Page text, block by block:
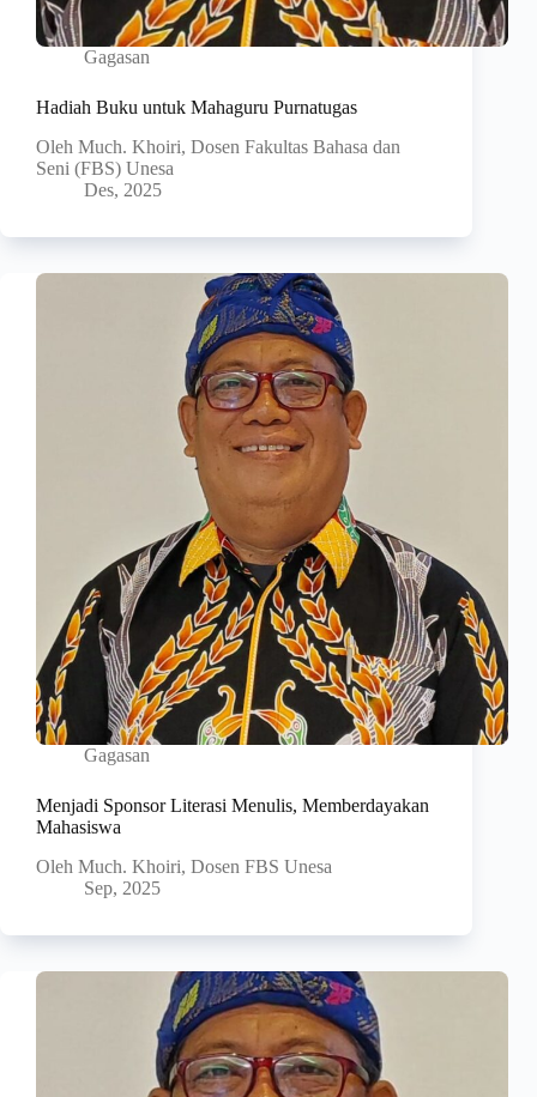
Gagasan
Hadiah Buku untuk Mahaguru Purnatugas
Oleh Much. Khoiri, Dosen Fakultas Bahasa dan
Seni (FBS) Unesa
Des, 2025
Gagasan
Menjadi Sponsor Literasi Menulis, Memberdayakan
Mahasiswa
Oleh Much. Khoiri, Dosen FBS Unesa
Sep, 2025